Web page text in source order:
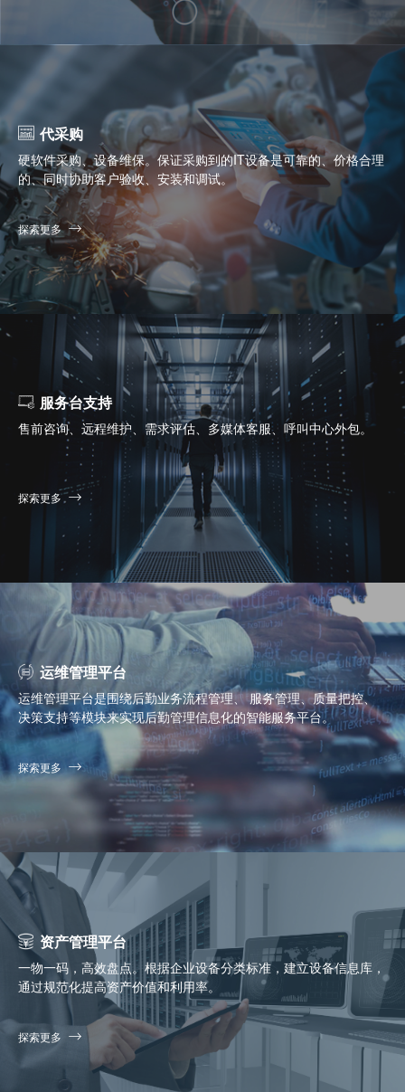
代采购
硬软件采购、设备维保。保证采购到的IT设备是可靠的、价格合理
的、同时协助客户验收、安装和调试。
探索更多
服务台支持
售前咨询、远程维护、需求评估、多媒体客服、呼叫中心外包。
探索更多
运维管理平台
运维管理平台是围绕后勤业务流程管理、 服务管理、质量把控、
决策支持等模块来实现后勤管理信息化的智能服务平台。
探索更多
资产管理平台
一物一码，高效盘点。根据企业设备分类标准，建立设备信息库，
通过规范化提高资产价值和利用率。
探索更多